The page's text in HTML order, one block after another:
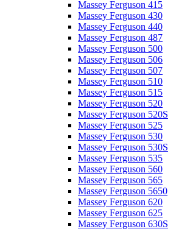
Massey Ferguson 415
Massey Ferguson 430
Massey Ferguson 440
Massey Ferguson 487
Massey Ferguson 500
Massey Ferguson 506
Massey Ferguson 507
Massey Ferguson 510
Massey Ferguson 515
Massey Ferguson 520
Massey Ferguson 520S
Massey Ferguson 525
Massey Ferguson 530
Massey Ferguson 530S
Massey Ferguson 535
Massey Ferguson 560
Massey Ferguson 565
Massey Ferguson 5650
Massey Ferguson 620
Massey Ferguson 625
Massey Ferguson 630S